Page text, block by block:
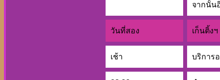
จากนั้น
วันที่สอง เก็นติ้ง
เช้า บริการ